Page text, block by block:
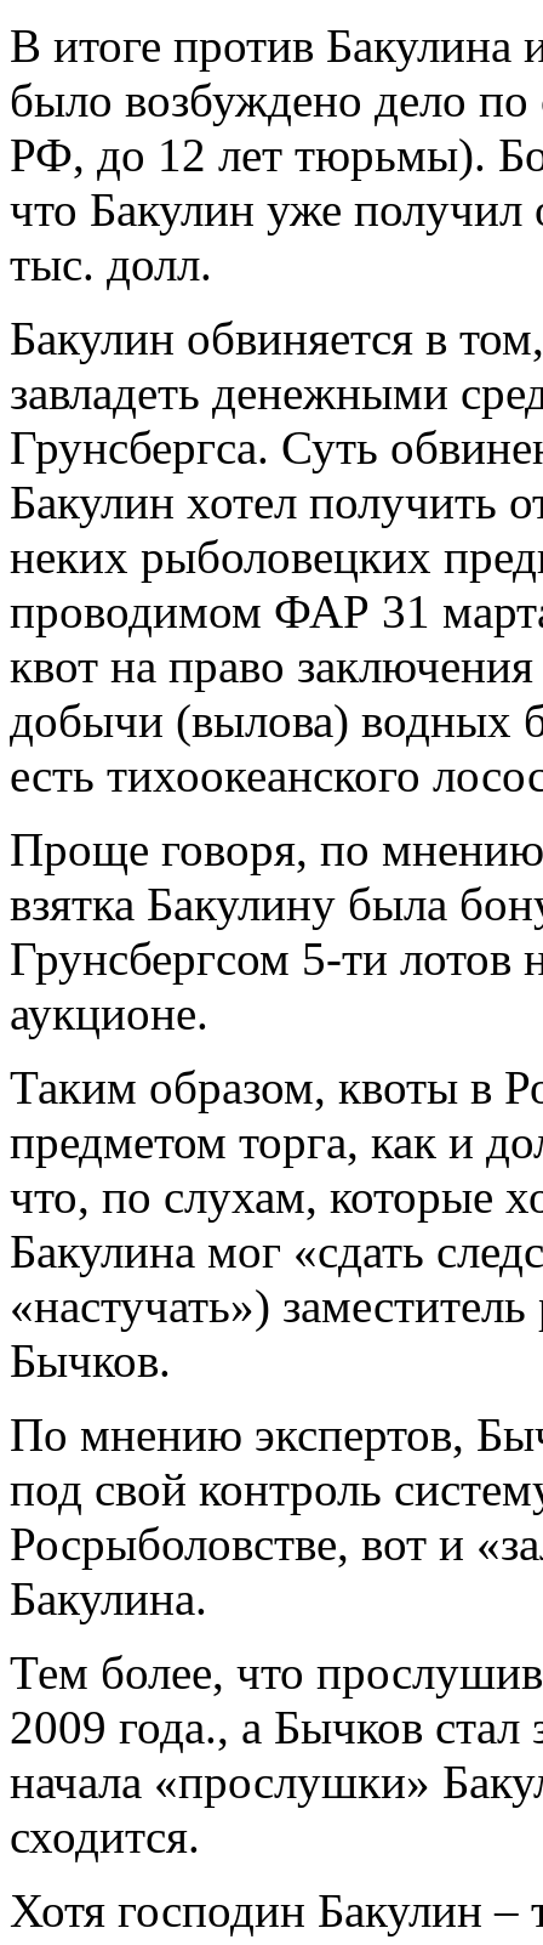
В итоге против Бакулина
было возбуждено дело по
РФ, до 12 лет тюрьмы).
что Бакулин уже
тыс. долл.
Бакулин обвиняется в
завладеть денежными
Грунсбергса. Суть
Бакулин хотел получить
неких рыболовецких
проводимом ФАР 31
квот на право
добычи (вылова) водных
есть тихоокеанского
Проще говоря, по мнению
взятка Бакулину была
Грунсбергсом 5-ти
аукционе.
Таким образом, квоты в
предметом торга, как и
что, по слухам, которые
Бакулина мог «сдать
«настучать»)
Бычков.
По мнению экспертов,
под свой контроль
Росрыболовстве, вот и
Бакулина.
Тем более, что
2009 года., а Бычков
начала «прослушки»
сходится.
Хотя господин Бакулин –